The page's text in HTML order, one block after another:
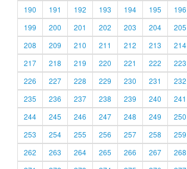
190
191 192 193 194 195 196
199
200 201 202 203 204 205
208
209 210 211 212 213 214
217
218 219 220 221 222 223
226
227 228 229 230 231 232
235
236 237 238 239 240 241
244
245 246 247 248 249 250
253
254 255 256 257 258 259
262
263 264 265 266 267 268